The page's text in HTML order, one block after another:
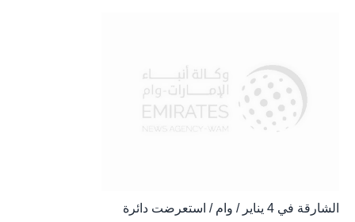
الشارقة في 4 يناير / وام / استعرضت دائرة